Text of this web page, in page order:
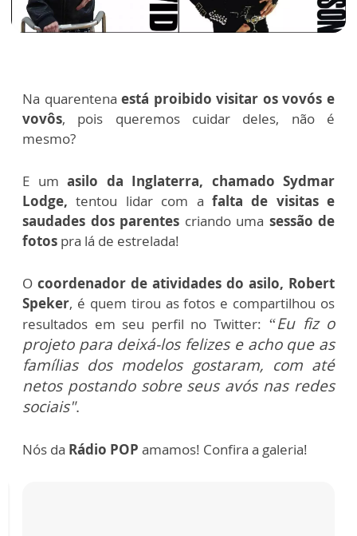
Na quarentenaestá proibido visitar os vovós e
vovôs, pois queremos cuidar deles, não é
mesmo?
E um asilo da Inglaterra, chamado Sydmar
Lodge,tentou lidar com a falta de visitas e
saudades dos parentes criando uma sessão de
fotos pra lá de estrelada!
O coordenador de atividades do asilo, Robert
Speker, é quem tirou as fotos e compartilhou os
resultados em seu perfil no Twitter: “Eu fiz o
projeto para deixá-los felizes e acho que as
famílias dos modelos gostaram, com até
netos postando sobre seus avós nas redes
sociais".
Nós da Rádio POP amamos! Confira a galeria!